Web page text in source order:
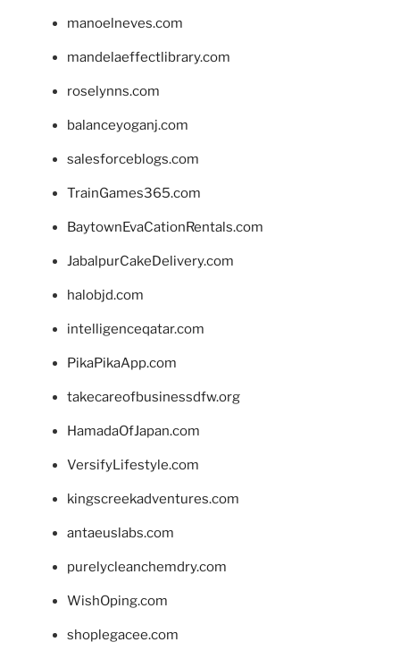
manoelneves.com
mandelaeffectlibrary.com
roselynns.com
balanceyoganj.com
salesforceblogs.com
TrainGames365.com
BaytownEvaCationRentals.com
JabalpurCakeDelivery.com
halobjd.com
intelligenceqatar.com
PikaPikaApp.com
takecareofbusinessdfw.org
HamadaOfJapan.com
VersifyLifestyle.com
kingscreekadventures.com
antaeuslabs.com
purelycleanchemdry.com
WishOping.com
shoplegacee.com